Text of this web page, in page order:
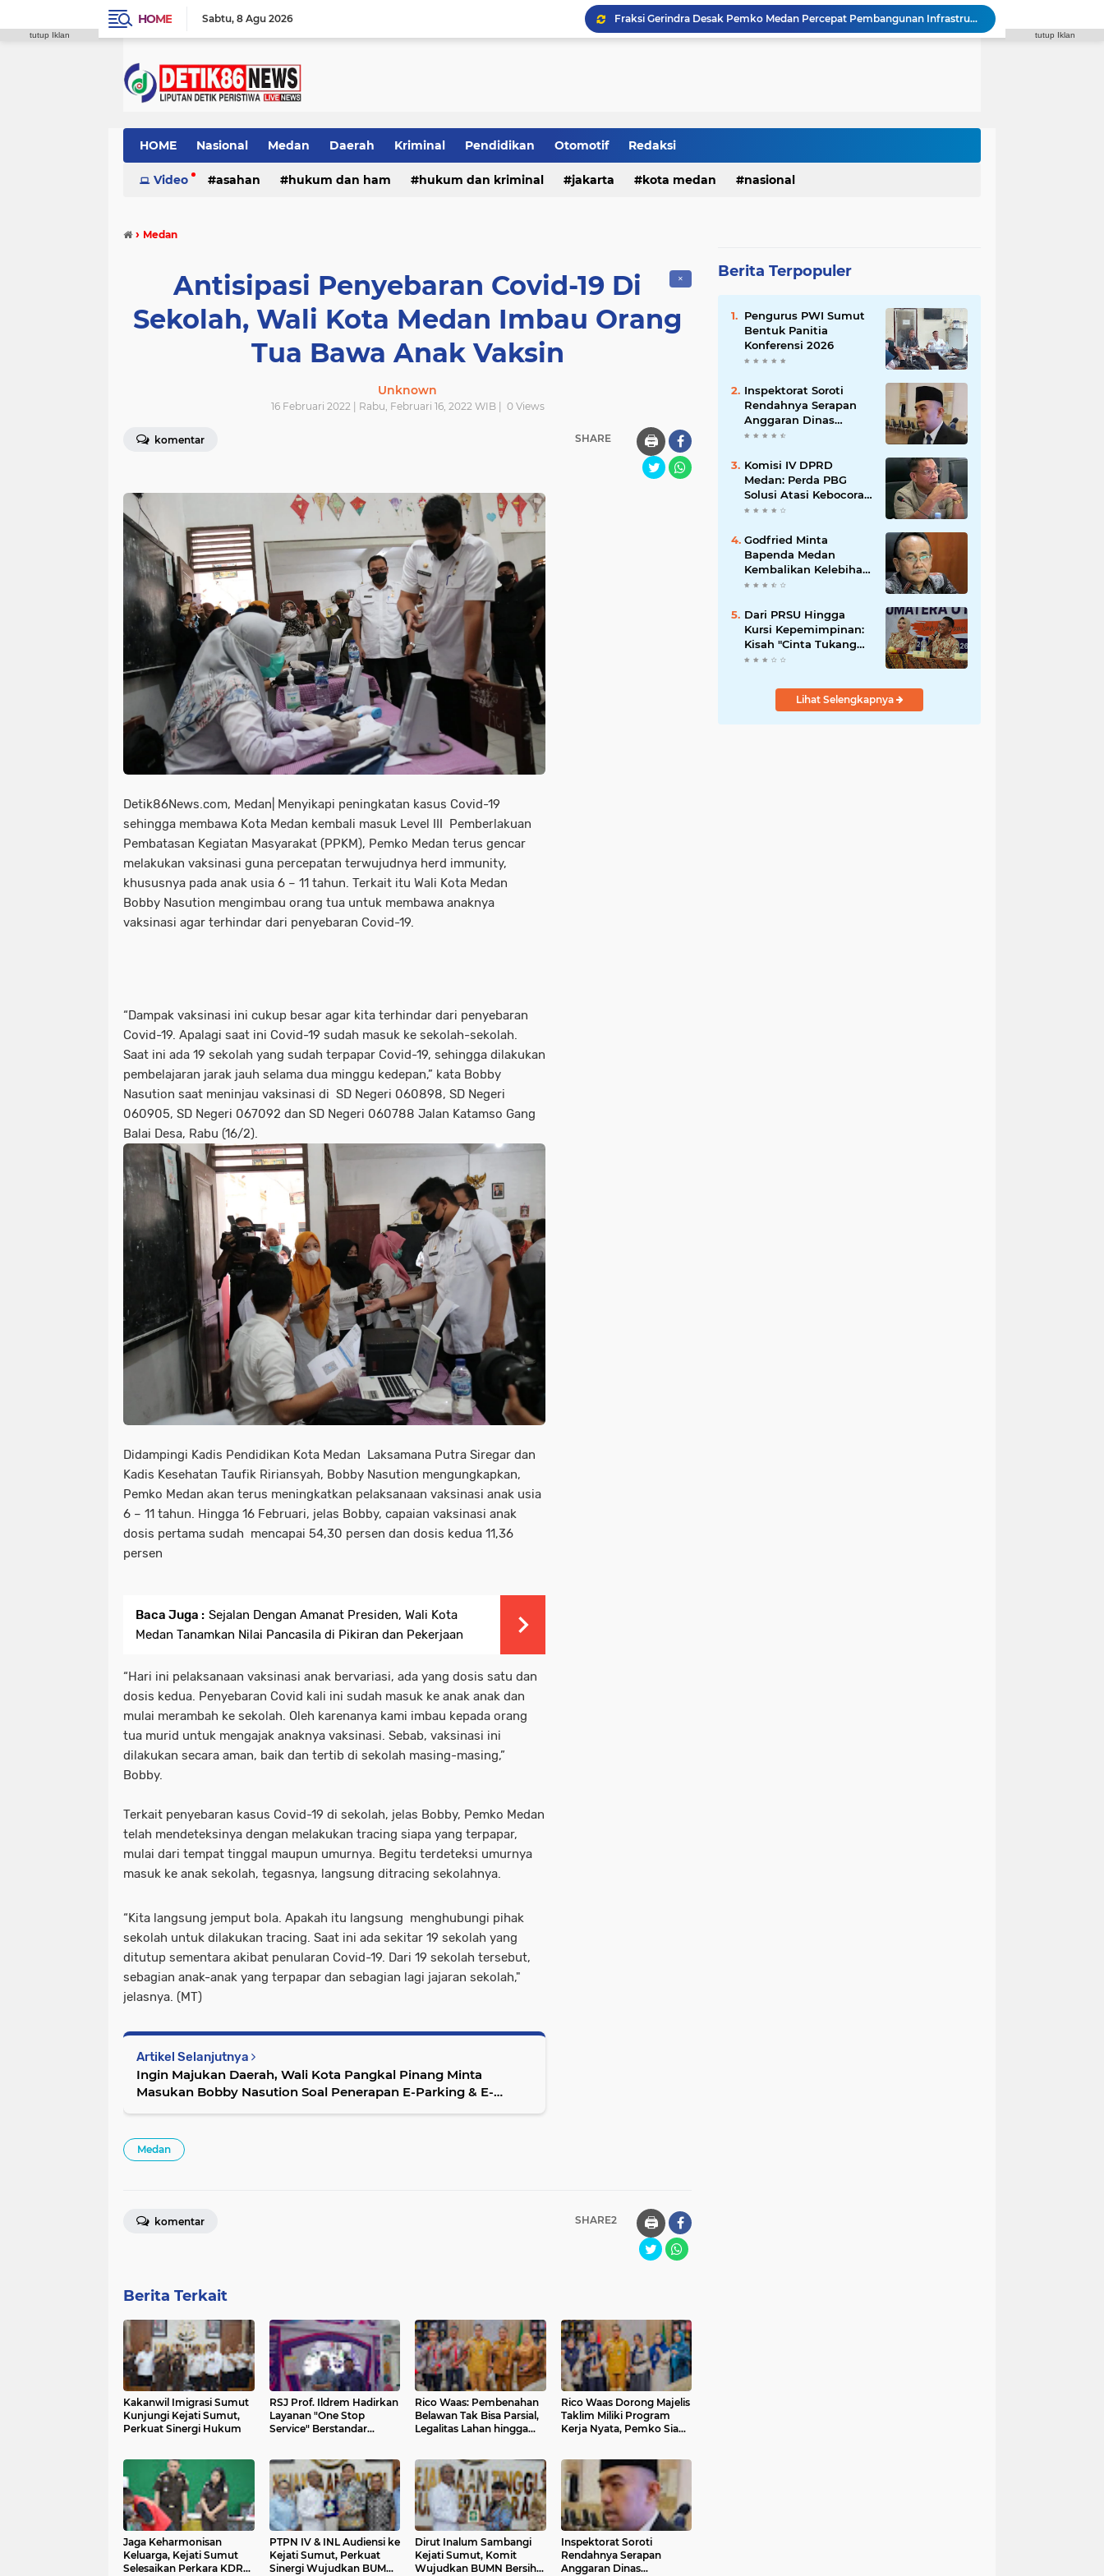
HOME Sabtu 8 Agu 2026
Fraksi Gerindra Desak Pemko Medan Percepat Pembangunan Infrastruktur Medan Utara
Syaiful Ramadhan: ASN Harus Siap Melayani Masyarakat Dalam Kondisi Apa Pun
HOME Nasional Medan Daerah Kriminal Pendidikan Otomotif Redaksi
Video asahan hukum dan ham hukum dan kriminal jakarta kota medan nasional
› Medan
✕
Antisipasi Penyebaran Covid-19 Di
Sekolah, Wali Kota Medan Imbau Orang
Tua Bawa Anak Vaksin
Unknown
16 Februari 2022 | Rabu, Februari 16, 2022 WIB | 0Views
komentar SHARE 🖨️
Detik86News.com, Medan| Menyikapi peningkatan kasus Covid-19
sehingga membawa Kota Medan kembali masuk Level III Pemberlakuan
Pembatasan Kegiatan Masyarakat (PPKM), Pemko Medan terus gencar
melakukan vaksinasi guna percepatan terwujudnya herd immunity,
khususnya pada anak usia 6 – 11 tahun. Terkait itu Wali Kota Medan
Bobby Nasution mengimbau orang tua untuk membawa anaknya
vaksinasi agar terhindar dari penyebaran Covid-19.
“Dampak vaksinasi ini cukup besar agar kita terhindar dari penyebaran
Covid-19. Apalagi saat ini Covid-19 sudah masuk ke sekolah-sekolah.
Saat ini ada 19 sekolah yang sudah terpapar Covid-19, sehingga dilakukan
pembelajaran jarak jauh selama dua minggu kedepan,” kata Bobby
Nasution saat meninjau vaksinasi di SD Negeri 060898, SD Negeri
060905, SD Negeri 067092 dan SD Negeri 060788 Jalan Katamso Gang
Balai Desa, Rabu (16/2).
Didampingi Kadis Pendidikan Kota Medan Laksamana Putra Siregar dan
Kadis Kesehatan Taufik Ririansyah, Bobby Nasution mengungkapkan,
Pemko Medan akan terus meningkatkan pelaksanaan vaksinasi anak usia
6 – 11 tahun. Hingga 16 Februari, jelas Bobby, capaian vaksinasi anak
dosis pertama sudah mencapai 54,30 persen dan dosis kedua 11,36
persen
Baca Juga : Sejalan Dengan Amanat Presiden, Wali Kota
Medan Tanamkan Nilai Pancasila di Pikiran dan Pekerjaan
“Hari ini pelaksanaan vaksinasi anak bervariasi, ada yang dosis satu dan
dosis kedua. Penyebaran Covid kali ini sudah masuk ke anak anak dan
mulai merambah ke sekolah. Oleh karenanya kami imbau kepada orang
tua murid untuk mengajak anaknya vaksinasi. Sebab, vaksinasi ini
dilakukan secara aman, baik dan tertib di sekolah masing-masing,”
Bobby.
Terkait penyebaran kasus Covid-19 di sekolah, jelas Bobby, Pemko Medan
telah mendeteksinya dengan melakukan tracing siapa yang terpapar,
mulai dari tempat tinggal maupun umurnya. Begitu terdeteksi umurnya
masuk ke anak sekolah, tegasnya, langsung ditracing sekolahnya.
“Kita langsung jemput bola. Apakah itu langsung menghubungi pihak
sekolah untuk dilakukan tracing. Saat ini ada sekitar 19 sekolah yang
ditutup sementara akibat penularan Covid-19. Dari 19 sekolah tersebut,
sebagian anak-anak yang terpapar dan sebagian lagi jajaran sekolah,"
jelasnya. (MT)
Artikel Selanjutnya
Ingin Majukan Daerah, Wali Kota Pangkal Pinang Minta
Masukan Bobby Nasution Soal Penerapan E-Parking & E-
Medan
SHARE2 🖨️
komentar
Berita Terkait
Kakanwil Imigrasi Sumut
Kunjungi Kejati Sumut,
Perkuat Sinergi Hukum
RSJ Prof. Ildrem Hadirkan
Layanan "One Stop
Service" Berstandar
Rico Waas: Pembenahan
Belawan Tak Bisa Parsial,
Legalitas Lahan hingga
Rico Waas Dorong Majelis
Taklim Miliki Program
Kerja Nyata, Pemko Siap
Jaga Keharmonisan
Keluarga, Kejati Sumut
Selesaikan Perkara KDRT
PTPN IV & INL Audiensi ke
Kejati Sumut, Perkuat
Sinergi Wujudkan BUMN
Dirut Inalum Sambangi
Kejati Sumut, Komit
Wujudkan BUMN Bersih &
Inspektorat Soroti
Rendahnya Serapan
Anggaran Dinas
Berita Terpopuler
Pengurus PWI Sumut
Bentuk Panitia
Konferensi 2026
Inspektorat Soroti
Rendahnya Serapan
Anggaran Dinas
Perkimcikataru Medan
Komisi IV DPRD
Medan: Perda PBG
Solusi Atasi Kebocoran
PAD dan Birokrasi
Godfried Minta
Bapenda Medan
Kembalikan Kelebihan
PBB dan Bayar Denda
Dari PRSU Hingga
Kursi Kepemimpinan:
Kisah "Cinta Tukang
Parkir"
Lihat Selengkapnya
tutup Iklan tutup Iklan